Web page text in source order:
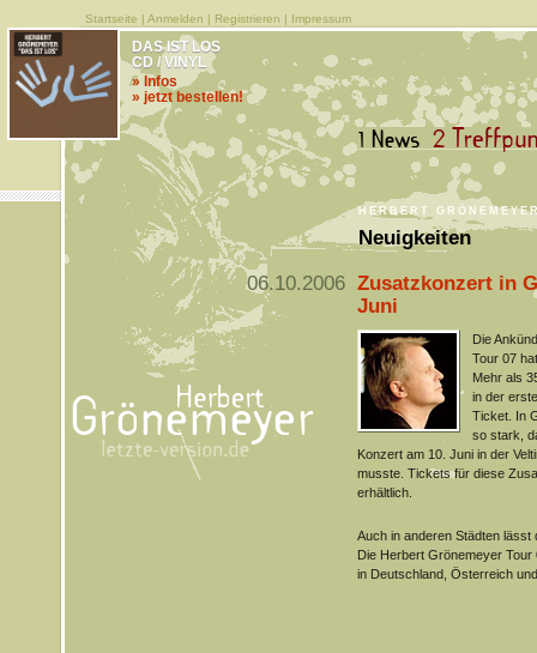
Startseite | Anmelden | Registrieren | Impressum
HERBERT
Neuigkeiten
DAS IST LOS
CD / VINYL
» Infos
» jetzt bestellen!
06.10.2006 Zusatzkonzert in
Juni
Die
Tour 07
Mehr als
in der
Ticket. In
so stark,
Konzert am 10. Juni in der
musste. Tickets für diese
erhältlich.
Auch in anderen Städten
Die Herbert Grönemeyer
in Deutschland, Österreich